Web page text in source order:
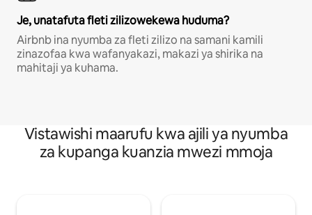
Je, unatafuta fleti zilizowekewa huduma?
Airbnb ina nyumba za fleti zilizo na samani kamili
zinazofaa kwa wafanyakazi, makazi ya shirika na
mahitaji ya kuhama.
Vistawishi maarufu kwa ajili ya nyumba
za kupanga kuanzia mwezi mmoja